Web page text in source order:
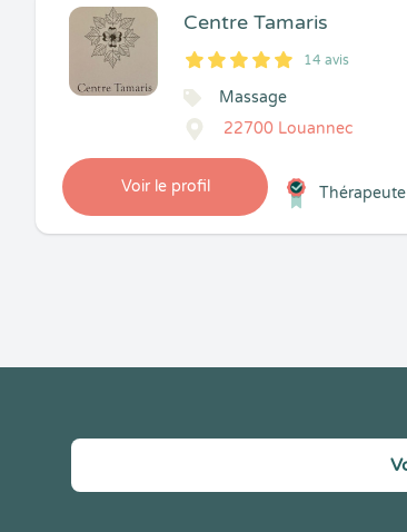
Centre Tamaris
5
1
5
14 14 avis
Massage
22700 Louannec
Voir le profil